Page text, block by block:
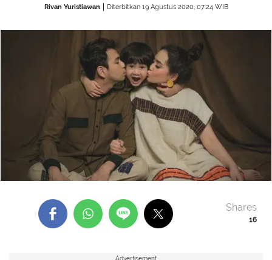
Rivan Yuristiawan Diterbitkan 19 Agustus 2020, 07:24 WIB
16
Shares
Advertisement